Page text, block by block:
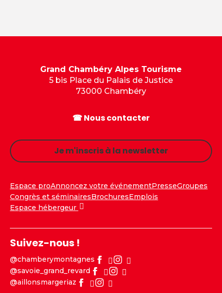
Grand Chambéry Alpes Tourisme
5 bis Place du Palais de Justice
73000 Chambéry
☎ Nous contacter
Je m'inscris à la newsletter
Espace proAnnoncez votre événementPresseGroupes
Congrès et séminairesBrochuresEmplois
Espace hébergeur
Suivez-nous !
@chamberymontagnes
@savoie_grand_revard
@aillonsmargeriaz